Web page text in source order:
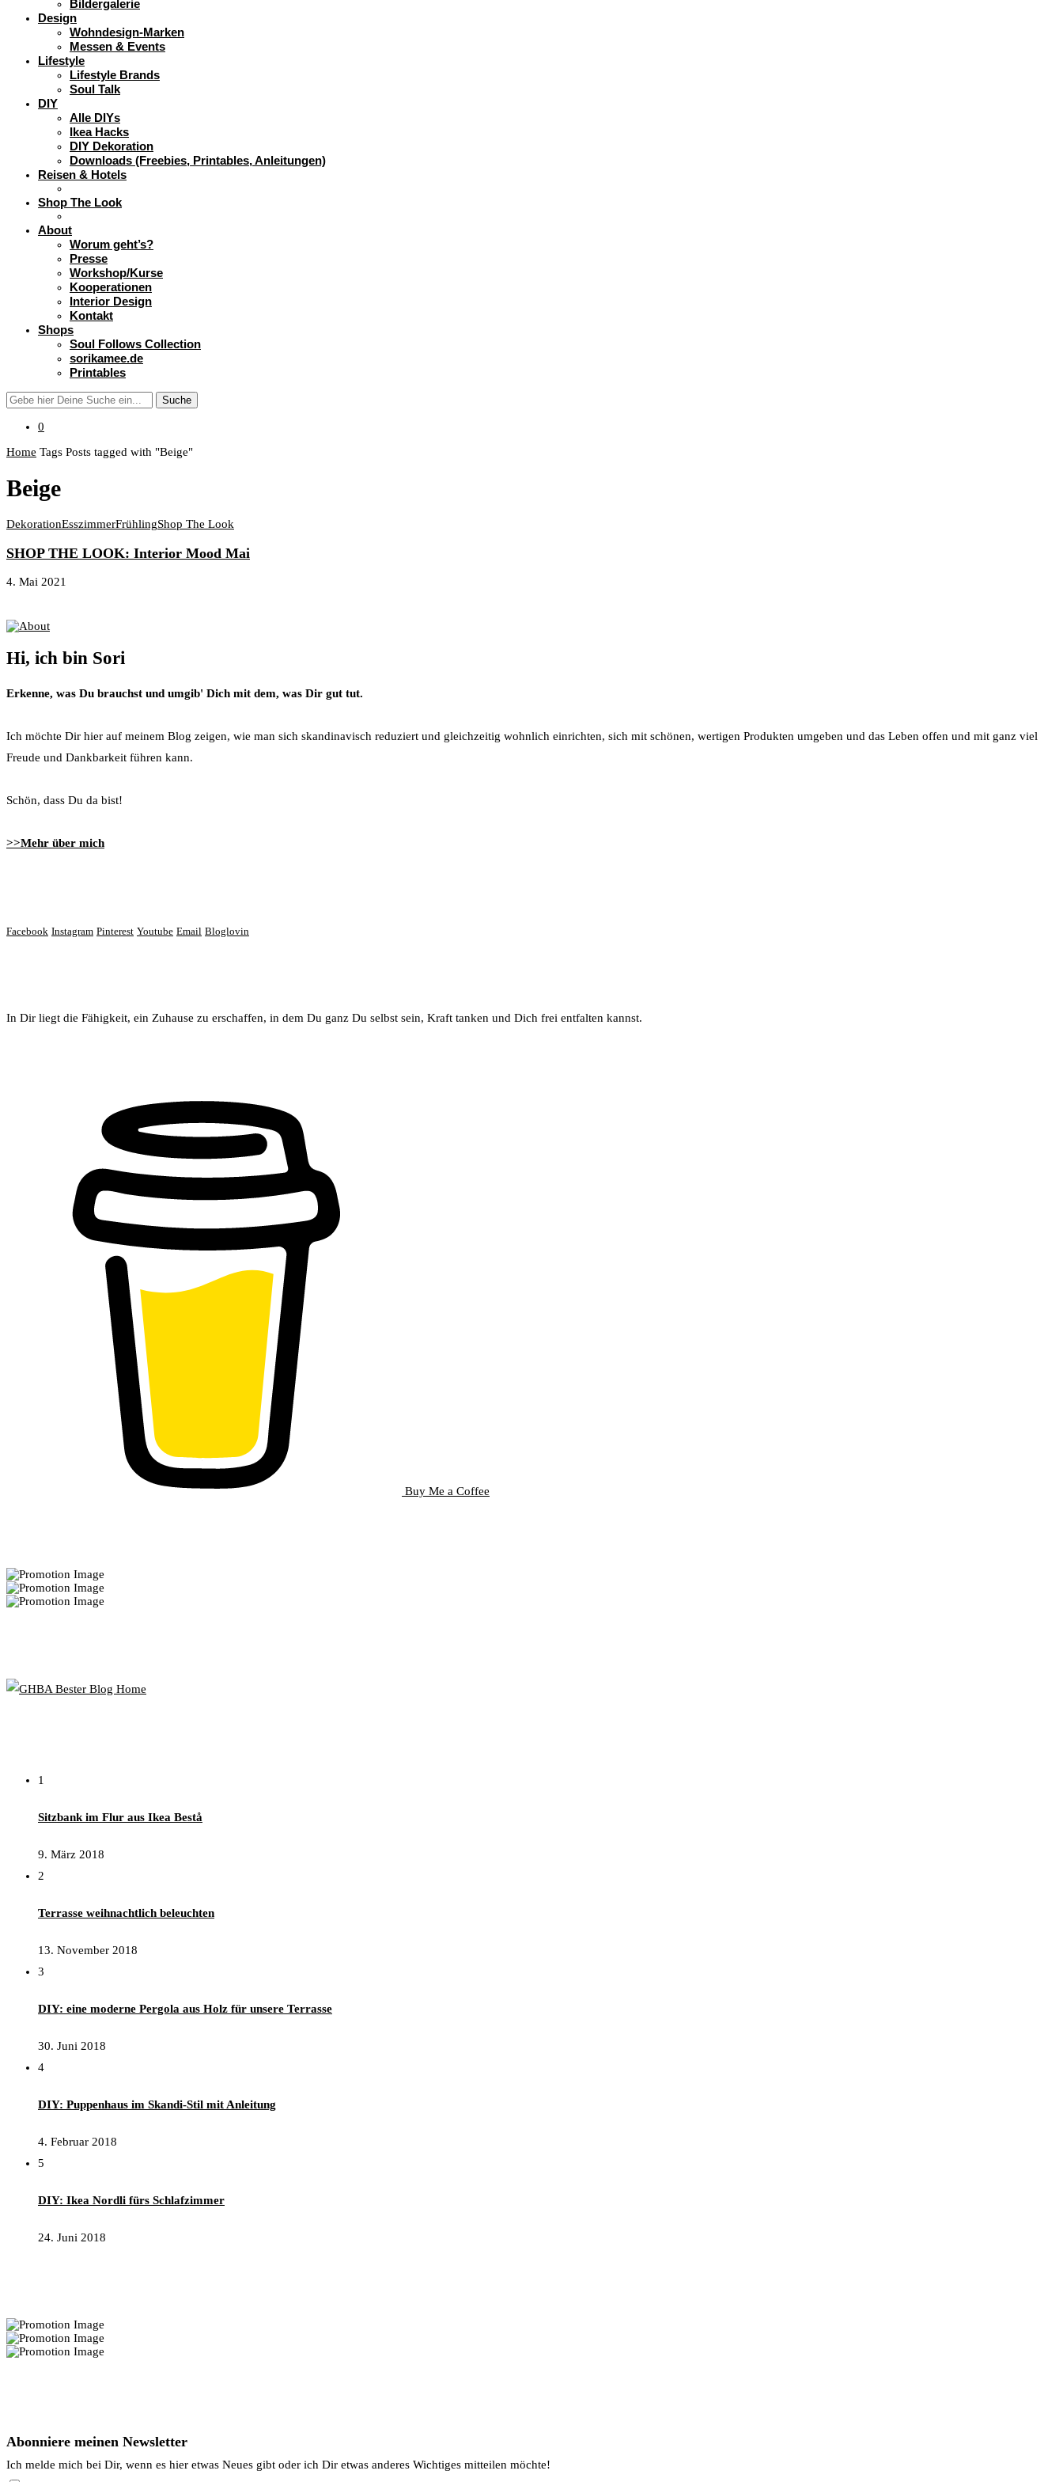
Bildergalerie
Design
Wohndesign-Marken
Messen & Events
Lifestyle
Lifestyle Brands
Soul Talk
DIY
Alle DIYs
Ikea Hacks
DIY Dekoration
Downloads (Freebies, Printables, Anleitungen)
Reisen & Hotels
Shop The Look
About
Worum geht’s?
Presse
Workshop/Kurse
Kooperationen
Interior Design
Kontakt
Shops
Soul Follows Collection
sorikamee.de
Printables
Suche
0
Home Tags Posts tagged with "Beige"
Beige
DekorationEsszimmerFrühlingShop The Look
SHOP THE LOOK: Interior Mood Mai
4. Mai 2021
Hi, ich bin Sori
Erkenne, was Du brauchst und umgib' Dich mit dem, was Dir gut tut.
Ich möchte Dir hier auf meinem Blog zeigen, wie man sich skandinavisch reduziert und gleichzeitig wohnlich einrichten, sich mit schönen, wertigen Produkten umgeben und das Leben offen und mit ganz viel
Freude und Dankbarkeit führen kann.
Schön, dass Du da bist!
>>Mehr über mich
Facebook Instagram Pinterest Youtube Email Bloglovin
In Dir liegt die Fähigkeit, ein Zuhause zu erschaffen, in dem Du ganz Du selbst sein, Kraft tanken und Dich frei entfalten kannst.
Buy Me a Coffee
1
Sitzbank im Flur aus Ikea Bestå
9. März 2018
2
Terrasse weihnachtlich beleuchten
13. November 2018
3
DIY: eine moderne Pergola aus Holz für unsere Terrasse
30. Juni 2018
4
DIY: Puppenhaus im Skandi-Stil mit Anleitung
4. Februar 2018
5
DIY: Ikea Nordli fürs Schlafzimmer
24. Juni 2018
Abonniere meinen Newsletter
Ich melde mich bei Dir, wenn es hier etwas Neues gibt oder ich Dir etwas anderes Wichtiges mitteilen möchte!